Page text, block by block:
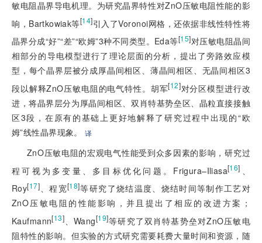
敏电阻晶界导电机理。为研究晶界特性对ZnO压敏电阻性能的影
响，Bartkowiak等[14]引入了Voronoi网格，还依据非线性特性将
晶界分成“好”“差”“欧姆”3种不同类型。Eda等[15]对压敏电阻晶间
相部分的导电模型进行了理论层面的分析，提出了旁路效应模
型，每个晶界层被分成厚晶间相区、薄晶间相区、无晶间相区3
段以解释ZnO压敏电阻的电气特性。胡军[12]对分区模型进行改
进，将晶界层分为厚晶间相区、双肖特基势垒区、晶粒直接接触
区3段，在原有的基础上更好地解释了研究过程中出现的“欧
姆”线性晶界现象。
译
ZnO压敏电阻的宏观电气性能受到众多因素的影响，研究过
程可视为多变量、多目标优化问题。Frigura–Iliasa[16]
Roy[17]、程宽[18]等研究了烧结温度、烧结时间等制作工艺对
ZnO压敏电阻的性能影响，并且提出了相应的改进方案；
Kaufmann[13] 、Wang[19]等研究了双肖特基势垒对ZnO压敏电
阻特性的影响。但实验的方式研究需要耗费大量时间和资源，随